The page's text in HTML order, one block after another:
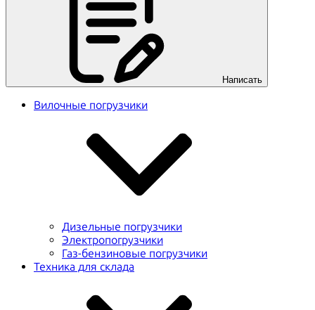
Написать
Вилочные погрузчики
Дизельные погрузчики
Электропогрузчики
Газ-бензиновые погрузчики
Техника для склада